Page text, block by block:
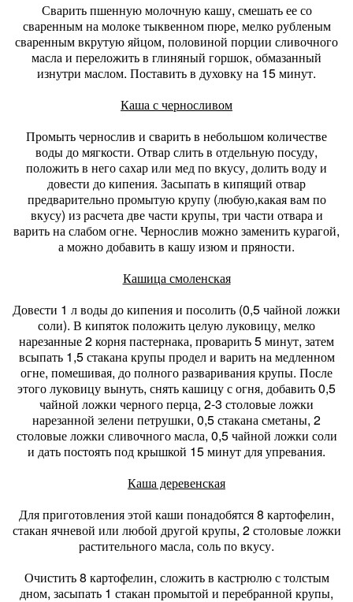
Сварить пшенную молочную кашу, смешать ее со
сваренным на молоке тыквенном пюре, мелко рубленым
сваренным вкрутую яйцом, половиной порции сливочного
масла и переложить в глиняный горшок, обмазанный
изнутри маслом. Поставить в духовку на 15 минут.
Каша с черносливом
Промыть чернослив и сварить в небольшом количестве
воды до мягкости. Отвар слить в отдельную посуду,
положить в него сахар или мед по вкусу, долить воду и
довести до кипения. Засыпать в кипящий отвар
предварительно промытую крупу (любую,какая вам по
вкусу) из расчета две части крупы, три части отвара и
варить на слабом огне. Чернослив можно заменить курагой,
а можно добавить в кашу изюм и пряности.
Кашица смоленская
Довести 1 л воды до кипения и посолить (0,5 чайной ложки
соли). В кипяток положить целую луковицу, мелко
нарезанные 2 корня пастернака, проварить 5 минут, затем
всыпать 1,5 стакана крупы продел и варить на медленном
огне, помешивая, до полного разваривания крупы. После
этого луковицу вынуть, снять кашицу с огня, добавить 0,5
чайной ложки черного перца, 2-3 столовые ложки
нарезанной зелени петрушки, 0,5 стакана сметаны, 2
столовые ложки сливочного масла, 0,5 чайной ложки соли
и дать постоять под крышкой 15 минут для упревания.
Каша деревенская
Для приготовления этой каши понадобятся 8 картофелин,
стакан ячневой или любой другой крупы, 2 столовые ложки
растительного масла, соль по вкусу.
Очистить 8 картофелин, сложить в кастрюлю с толстым
дном, засыпать 1 стакан промытой и перебранной крупы,